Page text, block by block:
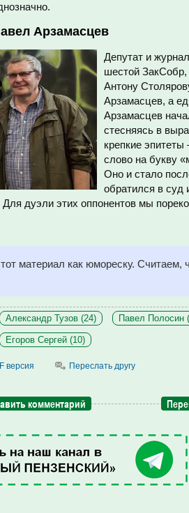
Арзамасцев
Депутат и
шестой ЗакСобр,
Антону
Арзамасцев, а
Арзамасцев
стесняясь в
крепкие
слово на букву
Оно и стало
обратился в суд
Для дуэли этих оппонентов мы
материал как юмореску. Считаем,
Александр Тузов (24) Павел Полосин
Егоров Сергей (10)
версия Переслать другу
комментарий